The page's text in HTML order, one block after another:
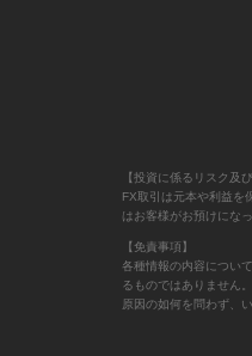
【投資に係るリスク及
FX取引は元本や利益を
はお客様がお預けにな
【免責事項】
各種情報の内容につい
るものではありません
原因の如何を問わず、